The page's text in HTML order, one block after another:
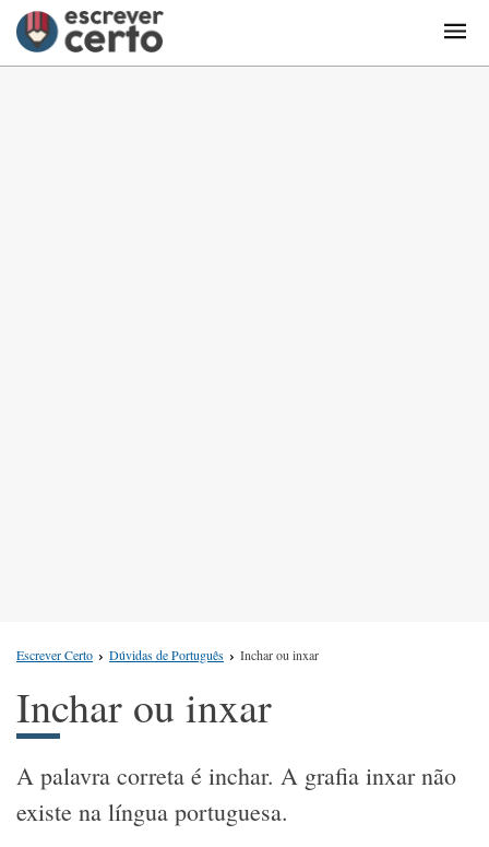
Escrever Certo Dúvidas de Português Inchar ou inxar
Inchar ou inxar
A palavra correta é inchar. A grafia inxar não
existe na língua portuguesa.